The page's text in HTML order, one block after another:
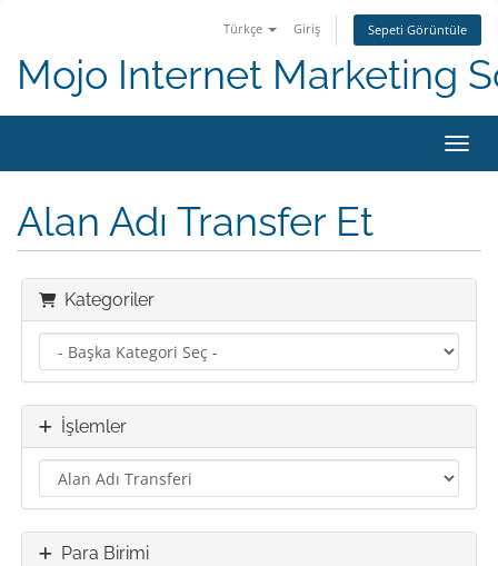
Türkçe Giriş Sepeti Görüntüle
Mojo Internet Marketing
Alan Adı Transfer Et
Kategoriler
İşlemler
Para Birimi